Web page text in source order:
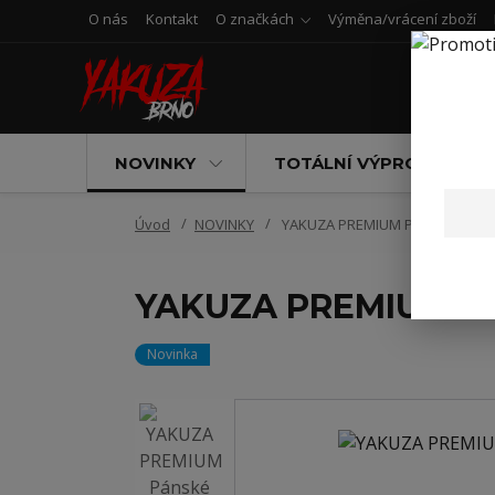
O nás Kontakt O značkách Výměna/vrácení zboží
NOVINKY TOTÁLNÍ VÝPRODEJ
Úvod NOVINKY YAKUZA PREMIUM Pánské
YAKUZA PREMIUM
Novinka